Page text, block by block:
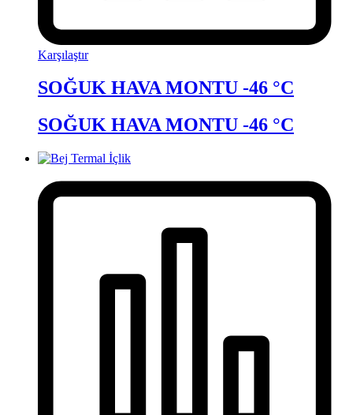
Karşılaştır
SOĞUK HAVA MONTU -46 °C
SOĞUK HAVA MONTU -46 °C